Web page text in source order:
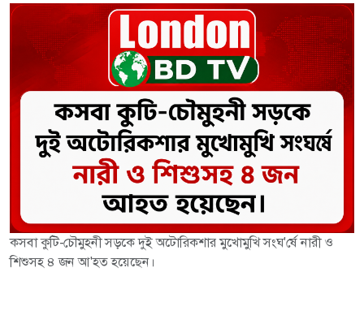
কসবা কুটি-চৌমুহনী সড়কে দুই অটোরিকশার মুখোমুখি সংঘ'র্ষে নারী ও
শিশুসহ ৪ জন আ'হত হয়েছেন।